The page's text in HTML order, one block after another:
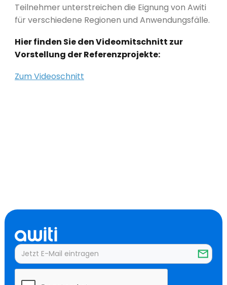
Teilnehmer unterstreichen die Eignung von Awiti
für verschiedene Regionen und Anwendungsfälle.
Hier finden Sie den Videomitschnitt zur
Vorstellung der Referenzprojekte:
Zum Videoschnitt